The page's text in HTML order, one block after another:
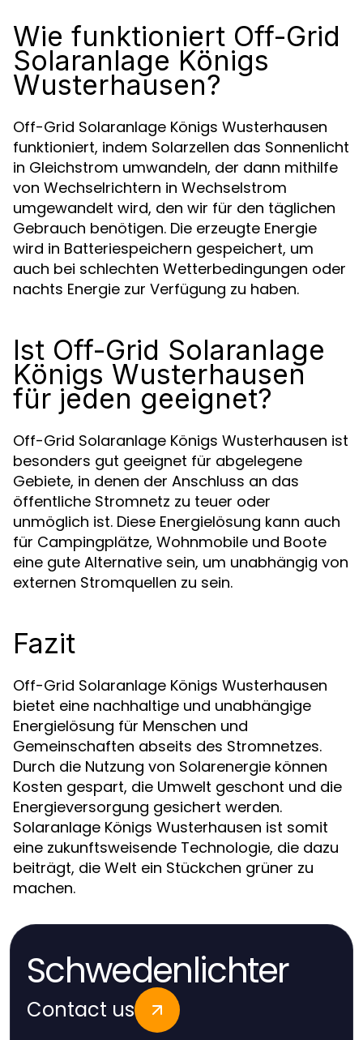
Wie funktioniert Off-Grid
Solaranlage Königs
Wusterhausen?
Off-Grid Solaranlage Königs Wusterhausen
funktioniert, indem Solarzellen das Sonnenlicht
in Gleichstrom umwandeln, der dann mithilfe
von Wechselrichtern in Wechselstrom
umgewandelt wird, den wir für den täglichen
Gebrauch benötigen. Die erzeugte Energie
wird in Batteriespeichern gespeichert, um
auch bei schlechten Wetterbedingungen oder
nachts Energie zur Verfügung zu haben.
Ist Off-Grid Solaranlage
Königs Wusterhausen
für jeden geeignet?
Off-Grid Solaranlage Königs Wusterhausen ist
besonders gut geeignet für abgelegene
Gebiete, in denen der Anschluss an das
öffentliche Stromnetz zu teuer oder
unmöglich ist. Diese Energielösung kann auch
für Campingplätze, Wohnmobile und Boote
eine gute Alternative sein, um unabhängig von
externen Stromquellen zu sein.
Fazit
Off-Grid Solaranlage Königs Wusterhausen
bietet eine nachhaltige und unabhängige
Energielösung für Menschen und
Gemeinschaften abseits des Stromnetzes.
Durch die Nutzung von Solarenergie können
Kosten gespart, die Umwelt geschont und die
Energieversorgung gesichert werden.
Solaranlage Königs Wusterhausen ist somit
eine zukunftsweisende Technologie, die dazu
beiträgt, die Welt ein Stückchen grüner zu
machen.
Schwedenlichter
Contact us